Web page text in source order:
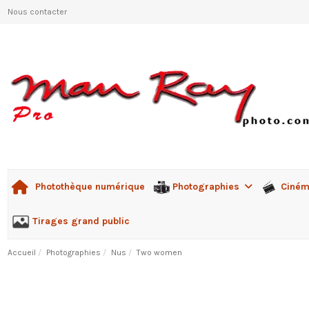
Nous contacter
Photothèque numérique Photographies
Tirages grand public
Accueil Photographies Nus Two women